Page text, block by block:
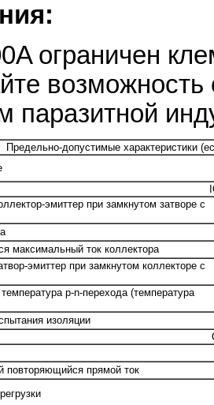
ограничен
паразитной
Предельно-допустимые характеристики
эмиттер при замкнутом затворе с
максимальный ток коллектора
эмиттер при замкнутом коллекторе с
р-n-перехода (температура
изоляции
повторяющийся прямой ток